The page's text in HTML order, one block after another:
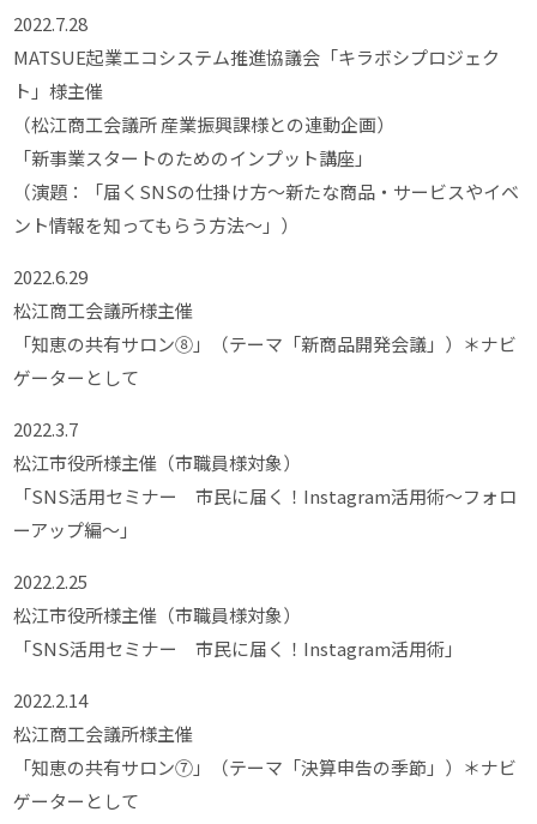
2022.7.28
MATSUE起業エコシステム推進協議会「キラボシプロジェク
ト」様主催
（松江商工会議所 産業振興課様との連動企画）
「新事業スタートのためのインプット講座」
（演題：「届くSNSの仕掛け方～新たな商品・サービスやイベ
ント情報を知ってもらう方法～」）
2022.6.29
松江商工会議所様主催
「知恵の共有サロン⑧」（テーマ「新商品開発会議」）＊ナビ
ゲーターとして
2022.3.7
松江市役所様主催（市職員様対象）
「SNS活用セミナー 市民に届く！Instagram活用術～フォロ
ーアップ編～」
2022.2.25
松江市役所様主催（市職員様対象）
「SNS活用セミナー 市民に届く！Instagram活用術」
2022.2.14
松江商工会議所様主催
「知恵の共有サロン⑦」（テーマ「決算申告の季節」）＊ナビ
ゲーターとして